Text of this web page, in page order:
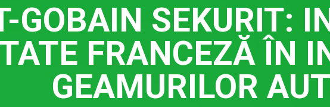
GOBAIN SEKURIT:
FRANCEZĂ ÎN
GEAMURILOR